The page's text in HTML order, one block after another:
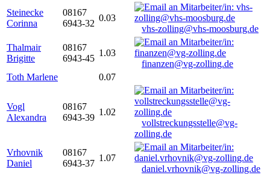
Steinecke
Corinna
08167
6943-32
0.03
vhs-zolling@vhs-moosburg.de
Thalmair
Brigitte
08167
6943-45
1.03
finanzen@vg-zolling.de
Toth Marlene
0.07
Vogl
Alexandra
08167
6943-39
1.02
vollstreckungsstelle@vg-
zolling.de
Vrhovnik
Daniel
08167
6943-37
1.07
daniel.vrhovnik@vg-zolling.de